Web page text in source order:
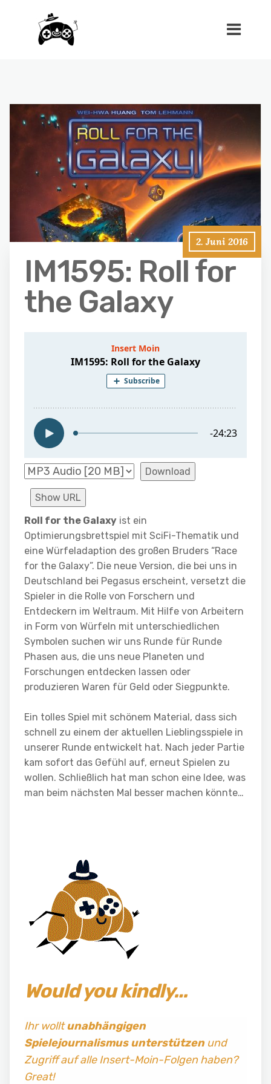
2. Juni 2016
IM1595: Roll for
the Galaxy
Download
Show URL
Roll for the Galaxy ist ein
Optimierungsbrettspiel mit SciFi-Thematik und
eine Würfeladaption des großen Bruders “Race
for the Galaxy”. Die neue Version, die bei uns in
Deutschland bei Pegasus erscheint, versetzt die
Spieler in die Rolle von Forschern und
Entdeckern im Weltraum. Mit Hilfe von Arbeitern
in Form von Würfeln mit unterschiedlichen
Symbolen suchen wir uns Runde für Runde
Phasen aus, die uns neue Planeten und
Forschungen entdecken lassen oder
produzieren Waren für Geld oder Siegpunkte.
Ein tolles Spiel mit schönem Material, dass sich
schnell zu einem der aktuellen Lieblingsspiele in
unserer Runde entwickelt hat. Nach jeder Partie
kam sofort das Gefühl auf, erneut Spielen zu
wollen. Schließlich hat man schon eine Idee, was
man beim nächsten Mal besser machen könnte…
Would you kindly…
Ihr wolltunabhängigen
Spielejournalismus unterstützenund
Zugriff auf alle Insert-Moin-Folgen haben?
Great!